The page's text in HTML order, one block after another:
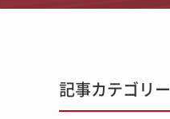
記事カテゴリー